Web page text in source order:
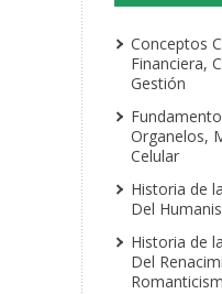
Conceptos
Financiera,
Gestión
Organelos,
Celular
Historia de
Del
Historia de
Del